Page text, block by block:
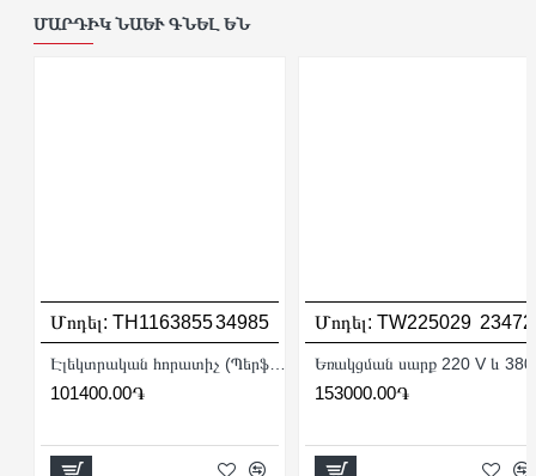
ՄԱՐԴԻԿ ՆԱԵՒ ԳՆԵԼ ԵՆ
Մոդել: TH116385534985
Էլեկտրական հորատիչ (Պերֆերատոր) / SDS MAX / 1600Վատտ / 10ջոուլ
101400.00֏
Մոդել: TW225029 23472
153000.00֏